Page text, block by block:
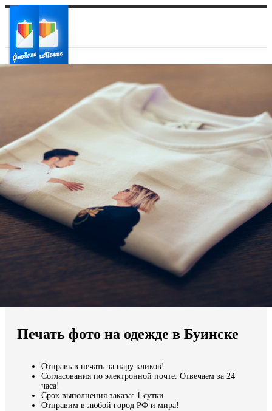
Ваш регион доставки
Выберите из списка:
Мы доставляем по всему миру
Продолжить без города
Печать фото на одежде в Буинске
Отправь в печать за пару кликов!
Согласования по электронной почте. Отвечаем за 24
часа!
Срок выполнения заказа: 1 сутки
Отправим в любой город РФ и мира!